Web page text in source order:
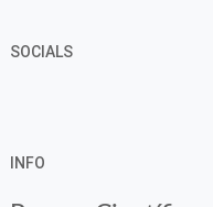
SOCIALS
INFO